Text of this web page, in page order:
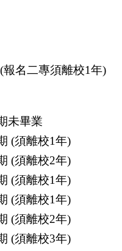
名二專須離校1年)
未畢業
(須離校1年)
(須離校2年)
(須離校1年)
(須離校1年)
(須離校2年)
(須離校3年)